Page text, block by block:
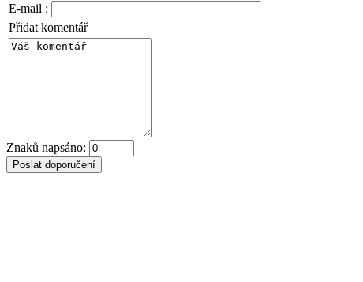
E-mail :
Přidat komentář
Znaků napsáno: